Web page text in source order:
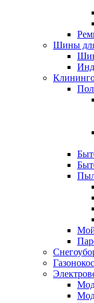
Шины